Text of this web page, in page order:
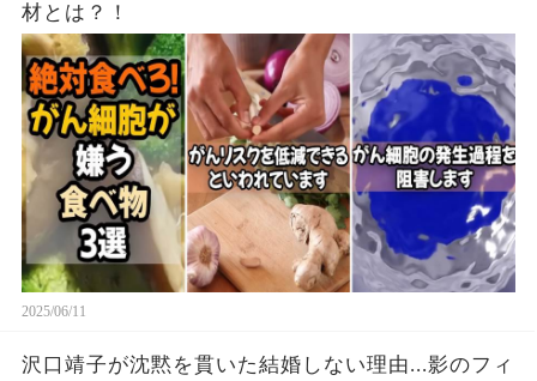
材とは？！
2025/06/11
沢口靖子が沈黙を貫いた結婚しない理由...影のフィ